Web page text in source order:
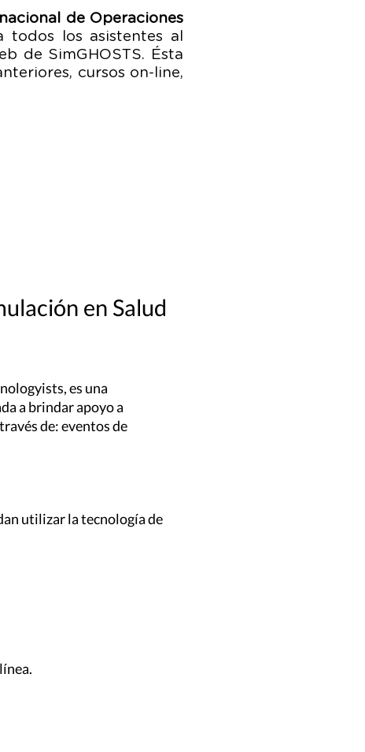
de Operaciones
los asistentes al
de SimGHOSTS. Ésta
cursos on-line,
en Salud
es una
a brindar apoyo a
de: eventos de
utilizar la tecnología de